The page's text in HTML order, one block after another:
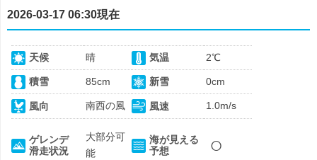
2026-03-17 06:30現在
天候 晴 気温 2℃
積雪 85cm 新雪 0cm
風向 南西の風 風速 1.0m/s
ゲレンデ
滑走状況
大部分可
能
海が見える
予想
○